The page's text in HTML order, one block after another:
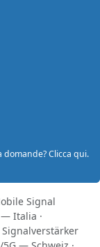
domande? Clicca qui.
Signal
— Italia ·
Signalverstärker